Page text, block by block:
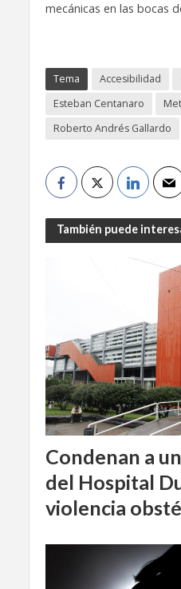
mecánicas en las bocas
Tema Accesibilidad
Esteban Centanaro
Roberto Andrés Gallardo
También puede
Condenan a
del Hospital
violencia